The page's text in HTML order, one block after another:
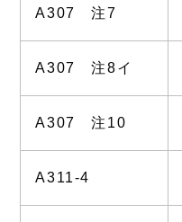
A307 注7
A307 注8イ
A307 注10
A311-4